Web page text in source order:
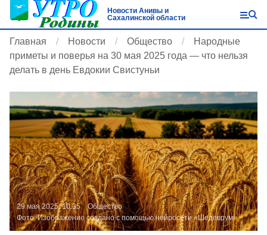
Новости Анивы и
Сахалинской области
Главная Новости Общество
Народные
приметы и поверья на 30 мая 2025 года — что нельзя
делать в день Евдокии Свистуньи
29 мая 2025, 10:35
Общество
Фото:Изображение создано с помощью нейросети «Шедеврум»